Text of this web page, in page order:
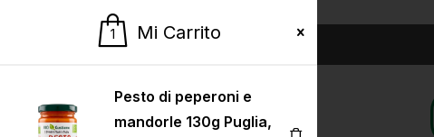
EN
1 Mi Carrito
Pesto di peperoni e
mandorle 130g Puglia,